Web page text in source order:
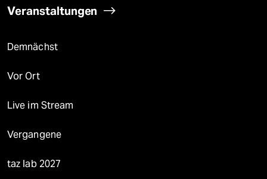
Veranstaltungen
Demnächst
Vor Ort
Live im Stream
Vergangene
taz lab 2027